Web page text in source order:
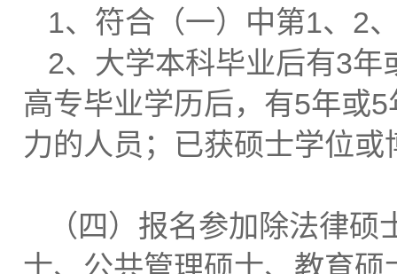
1、符合（一）中第1、2
2、大学本科毕业后有3
高专毕业学历后，有5年或
力的人员；已获硕士学位
（四）报名参加除法律